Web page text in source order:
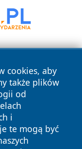
cookies, aby
także plików
od
i
te mogą być
prawa